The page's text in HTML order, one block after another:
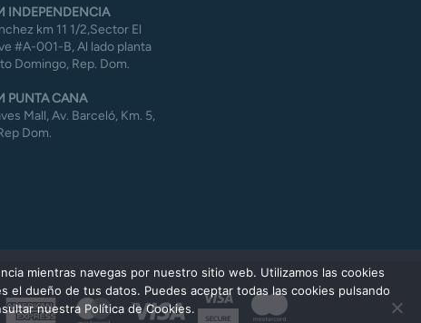
INDEPENDENCIA
km 11 1/2,Sector El
#A-001-B, Al lado planta
Domingo, Rep. Dom.
PUNTA CANA
Mall, Av. Barceló, Km. 5,
Dom.
American MasterCardVisa
mientras navegas por nuestro sitio web. Utilizamos las cookies
dueño de tus datos. Puedes aceptar todas las cookies pulsando
nuestra Política de Cookies.